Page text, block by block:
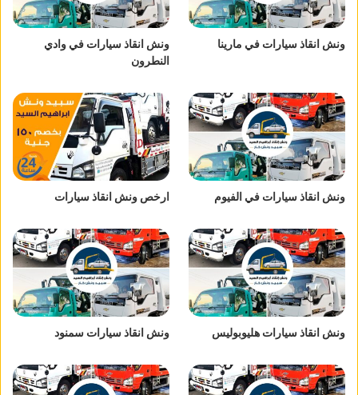
ونش انقاذ سيارات في مارينا
ونش انقاذ سيارات في وادي
النطرون
ونش انقاذ سيارات في الفيوم ارخص ونش انقاذ سيارات
ونش انقاذ سيارات هليوبوليس ونش انقاذ سيارات سمنود